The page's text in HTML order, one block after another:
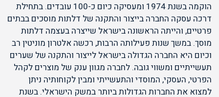
הוקמה בשנת 1974 ומעסיקה כיום כ-100 עובדים. בתחילת
דרכה עסקה החברה בייצור והתקנה של דלתות מוסכים בבתים
פרטיים, והייתה הראשונה בישראל שייצרה בעצמה דלתות
מוסך. במשך שנות פעילותה הרבות, רכשה אלטרון מוניטין רב
וכיום היא החברה הגדולה בישראל לייצור והתקנה של שערים
תעשייתיים ומשווי גובה. לחברה מגוון ענק של מוצרים לקהל
הפרטי, העסקי, המוסדי והתעשייתי ומבין לקוחותיה ניתן
למצוא את החברות הגדולות ביותר במשק הישראלי. בשנת